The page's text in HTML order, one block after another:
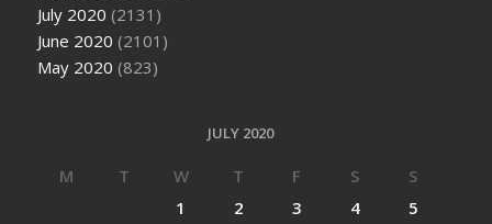
July 2020 (2131)
June 2020 (2101)
May 2020 (823)
JULY 2020
M T W T F S
S
1
2 3 4
5